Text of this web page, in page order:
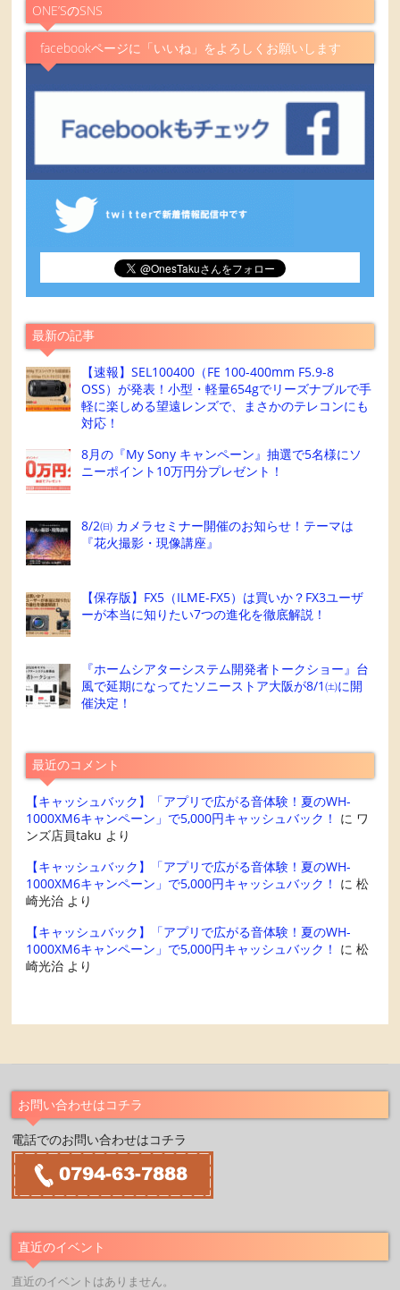
ONE’SのSNS
facebookページに「いいね」をよろしくお願いします
最新の記事
【速報】SEL100400（FE 100-400mm F5.9-8
OSS）が発表！小型・軽量654gでリーズナブルで手
軽に楽しめる望遠レンズで、まさかのテレコンにも
対応！
8月の『My Sony キャンペーン』抽選で5名様にソ
ニーポイント10万円分プレゼント！
8/2㈰ カメラセミナー開催のお知らせ！テーマは
『花火撮影・現像講座』
【保存版】FX5（ILME-FX5）は買いか？FX3ユーザ
ーが本当に知りたい7つの進化を徹底解説！
『ホームシアターシステム開発者トークショー』台
風で延期になってたソニーストア大阪が8/1㈯に開
催決定！
最近のコメント
【キャッシュバック】「アプリで広がる音体験！夏のWH-
1000XM6キャンペーン」で5,000円キャッシュバック！ に ワ
ンズ店員taku より
【キャッシュバック】「アプリで広がる音体験！夏のWH-
1000XM6キャンペーン」で5,000円キャッシュバック！ に松
崎光治 より
【キャッシュバック】「アプリで広がる音体験！夏のWH-
1000XM6キャンペーン」で5,000円キャッシュバック！ に松
崎光治 より
お問い合わせはコチラ
電話でのお問い合わせはコチラ
直近のイベント
直近のイベントはありません。